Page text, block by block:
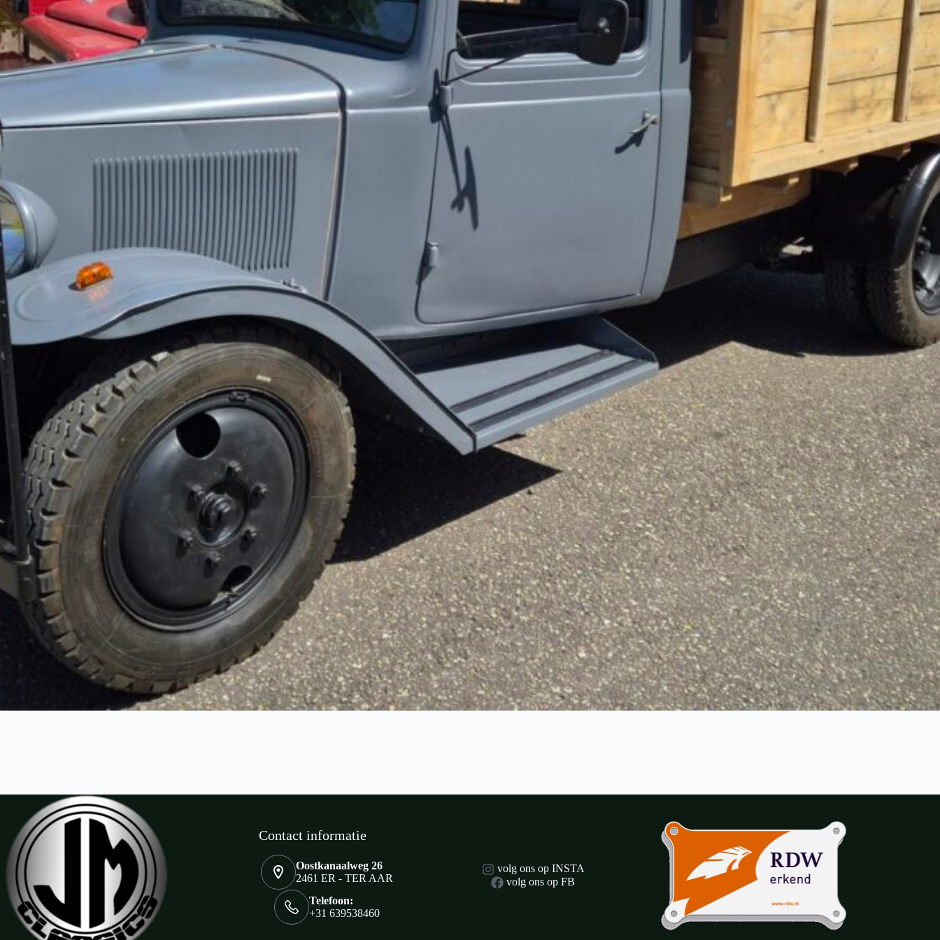
Contact informatie
Oostkanaalweg 26
2461 ER - TER AAR
Telefoon:
+31 639538460
volg ons op INSTA
volg ons op FB